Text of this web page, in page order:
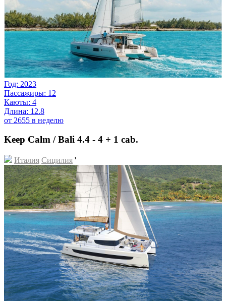
Год: 2023
Пассажиры: 12
Каюты: 4
Длина: 12.8
от 2655 в неделю
Keep Calm / Bali 4.4 - 4 + 1 cab.
Италия Сицилия '